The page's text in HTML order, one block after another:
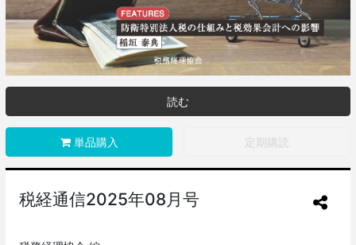
読む
単品購入 定期購読
税経通信2025年08月号